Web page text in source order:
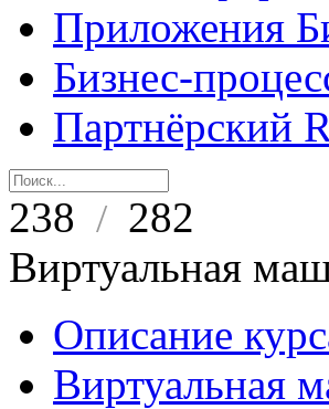
Приложения
Бизнес-
Партнёрский
238 / 282
Виртуальная
Описание
Виртуальная